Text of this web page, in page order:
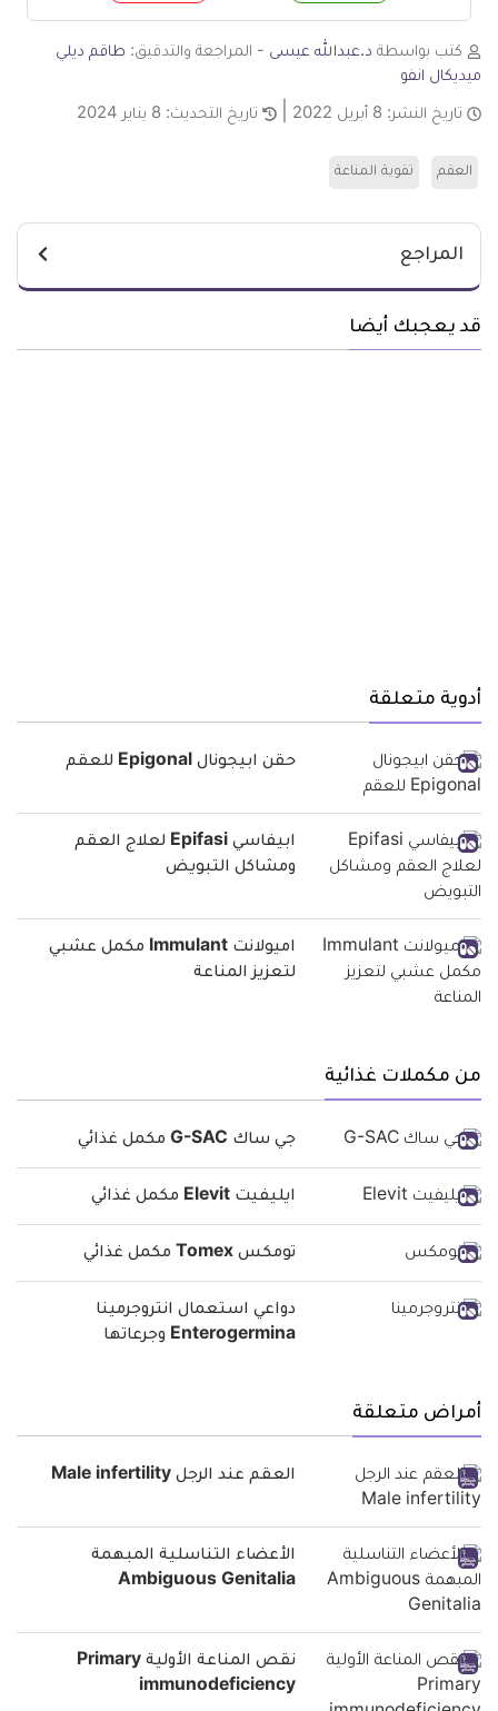
كتب بواسطة د.عبدالله عيسى - المراجعة والتدقيق: طاقم ديلي
ميديكال انفو
تاريخ النشر: 8 أبريل 2022 تاريخ التحديث: 8 يناير 2024
العقم تقوية المناعة
المراجع
قد يعجبك أيضا
أدوية متعلقة
حقن ابيجونال Epigonal للعقم
ابيفاسي Epifasi لعلاج العقم
ومشاكل التبويض
اميولانت Immulant مكمل عشبي
لتعزيز المناعة
من مكملات غذائية
جي ساك G-SAC مكمل غذائي
ايليفيت Elevit مكمل غذائي
تومكس Tomex مكمل غذائي
دواعي استعمال انتروجرمينا
Enterogermina وجرعاتها
أمراض متعلقة
العقم عند الرجل Male infertility
الأعضاء التناسلية المبهمة
Ambiguous Genitalia
نقص المناعة الأولية Primary
immunodeficiency